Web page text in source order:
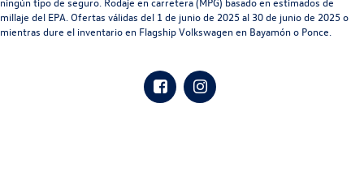
millaje del EPA. Ofertas válidas del 1 de junio de 2025 al 30 de junio de 2025 o
mientras dure el inventario en Flagship Volkswagen en Bayamón o Ponce.